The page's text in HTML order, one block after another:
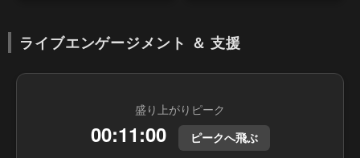
ライブエンゲージメント ＆ 支援
盛り上がりピーク
00:11:00 ピークへ飛ぶ